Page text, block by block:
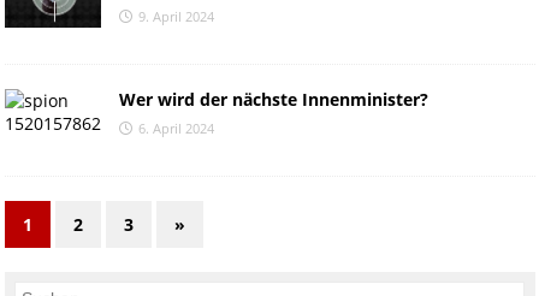
9. April 2024
Wer wird der nächste Innenminister?
6. April 2024
1 2 3 »